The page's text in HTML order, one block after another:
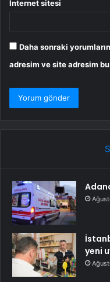
İnternet sitesi
Daha sonraki
adresim ve site adresim
yeni